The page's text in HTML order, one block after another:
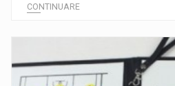
CONTINUARE